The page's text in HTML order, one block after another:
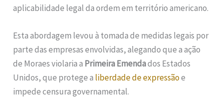
aplicabilidade legal da ordem em território americano.
Esta abordagem levou à tomada de medidas legais por
parte das empresas envolvidas, alegando que a ação
de Moraes violaria a Primeira Emendados Estados
Unidos, que protege a liberdade de expressãoe
impede censura governamental.